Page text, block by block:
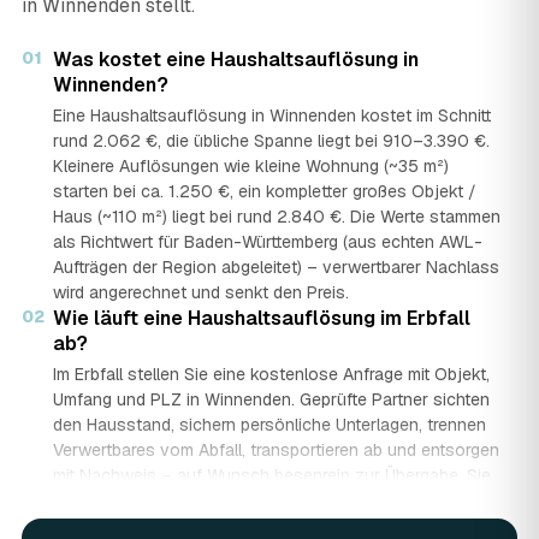
in Winnenden stellt.
01 Was kostet eine Haushaltsauflösung in
Winnenden?
Eine Haushaltsauflösung in Winnenden kostet im Schnitt
rund 2.062 €, die übliche Spanne liegt bei 910–3.390 €.
Kleinere Auflösungen wie kleine Wohnung (~35 m²)
starten bei ca. 1.250 €, ein kompletter großes Objekt /
Haus (~110 m²) liegt bei rund 2.840 €. Die Werte stammen
als Richtwert für Baden-Württemberg (aus echten AWL-
Aufträgen der Region abgeleitet) – verwertbarer Nachlass
wird angerechnet und senkt den Preis.
02 Wie läuft eine Haushaltsauflösung im Erbfall
ab?
Im Erbfall stellen Sie eine kostenlose Anfrage mit Objekt,
Umfang und PLZ in Winnenden. Geprüfte Partner sichten
den Hausstand, sichern persönliche Unterlagen, trennen
Verwertbares vom Abfall, transportieren ab und entsorgen
mit Nachweis – auf Wunsch besenrein zur Übergabe. Sie
Ruhe, gerade wenn mehrere Erben beteiligt sind.